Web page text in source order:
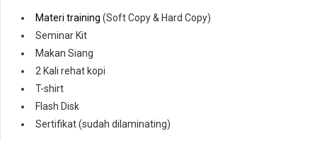
Materi training (Soft Copy & Hard Copy)
Seminar Kit
Makan Siang
2 Kali rehat kopi
T-shirt
Flash Disk
Sertifikat (sudah dilaminating)